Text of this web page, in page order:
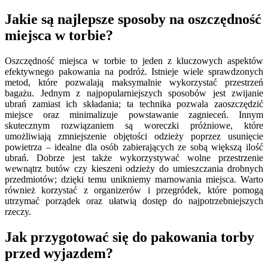
Jakie są najlepsze sposoby na oszczędność
miejsca w torbie?
Oszczędność miejsca w torbie to jeden z kluczowych aspektów
efektywnego pakowania na podróż. Istnieje wiele sprawdzonych
metod, które pozwalają maksymalnie wykorzystać przestrzeń
bagażu. Jednym z najpopularniejszych sposobów jest zwijanie
ubrań zamiast ich składania; ta technika pozwala zaoszczędzić
miejsce oraz minimalizuje powstawanie zagnieceń. Innym
skutecznym rozwiązaniem są woreczki próżniowe, które
umożliwiają zmniejszenie objętości odzieży poprzez usunięcie
powietrza – idealne dla osób zabierających ze sobą większą ilość
ubrań. Dobrze jest także wykorzystywać wolne przestrzenie
wewnątrz butów czy kieszeni odzieży do umieszczania drobnych
przedmiotów; dzięki temu unikniemy marnowania miejsca. Warto
również korzystać z organizerów i przegródek, które pomogą
utrzymać porządek oraz ułatwią dostęp do najpotrzebniejszych
rzeczy.
Jak przygotować się do pakowania torby
przed wyjazdem?